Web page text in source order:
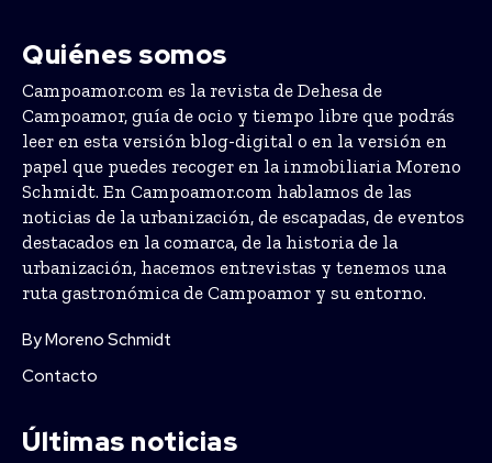
Quiénes somos
Campoamor.com es la revista de Dehesa de
Campoamor, guía de ocio y tiempo libre que podrás
leer en esta versión blog-digital o en la versión en
papel que puedes recoger en la inmobiliaria Moreno
Schmidt. En Campoamor.com hablamos de las
noticias de la urbanización, de escapadas, de eventos
destacados en la comarca, de la historia de la
urbanización, hacemos entrevistas y tenemos una
ruta gastronómica de Campoamor y su entorno.
By Moreno Schmidt
Contacto
Últimas noticias